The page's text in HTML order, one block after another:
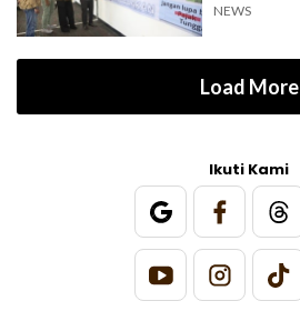
NEWS
Load More
Ikuti Kami